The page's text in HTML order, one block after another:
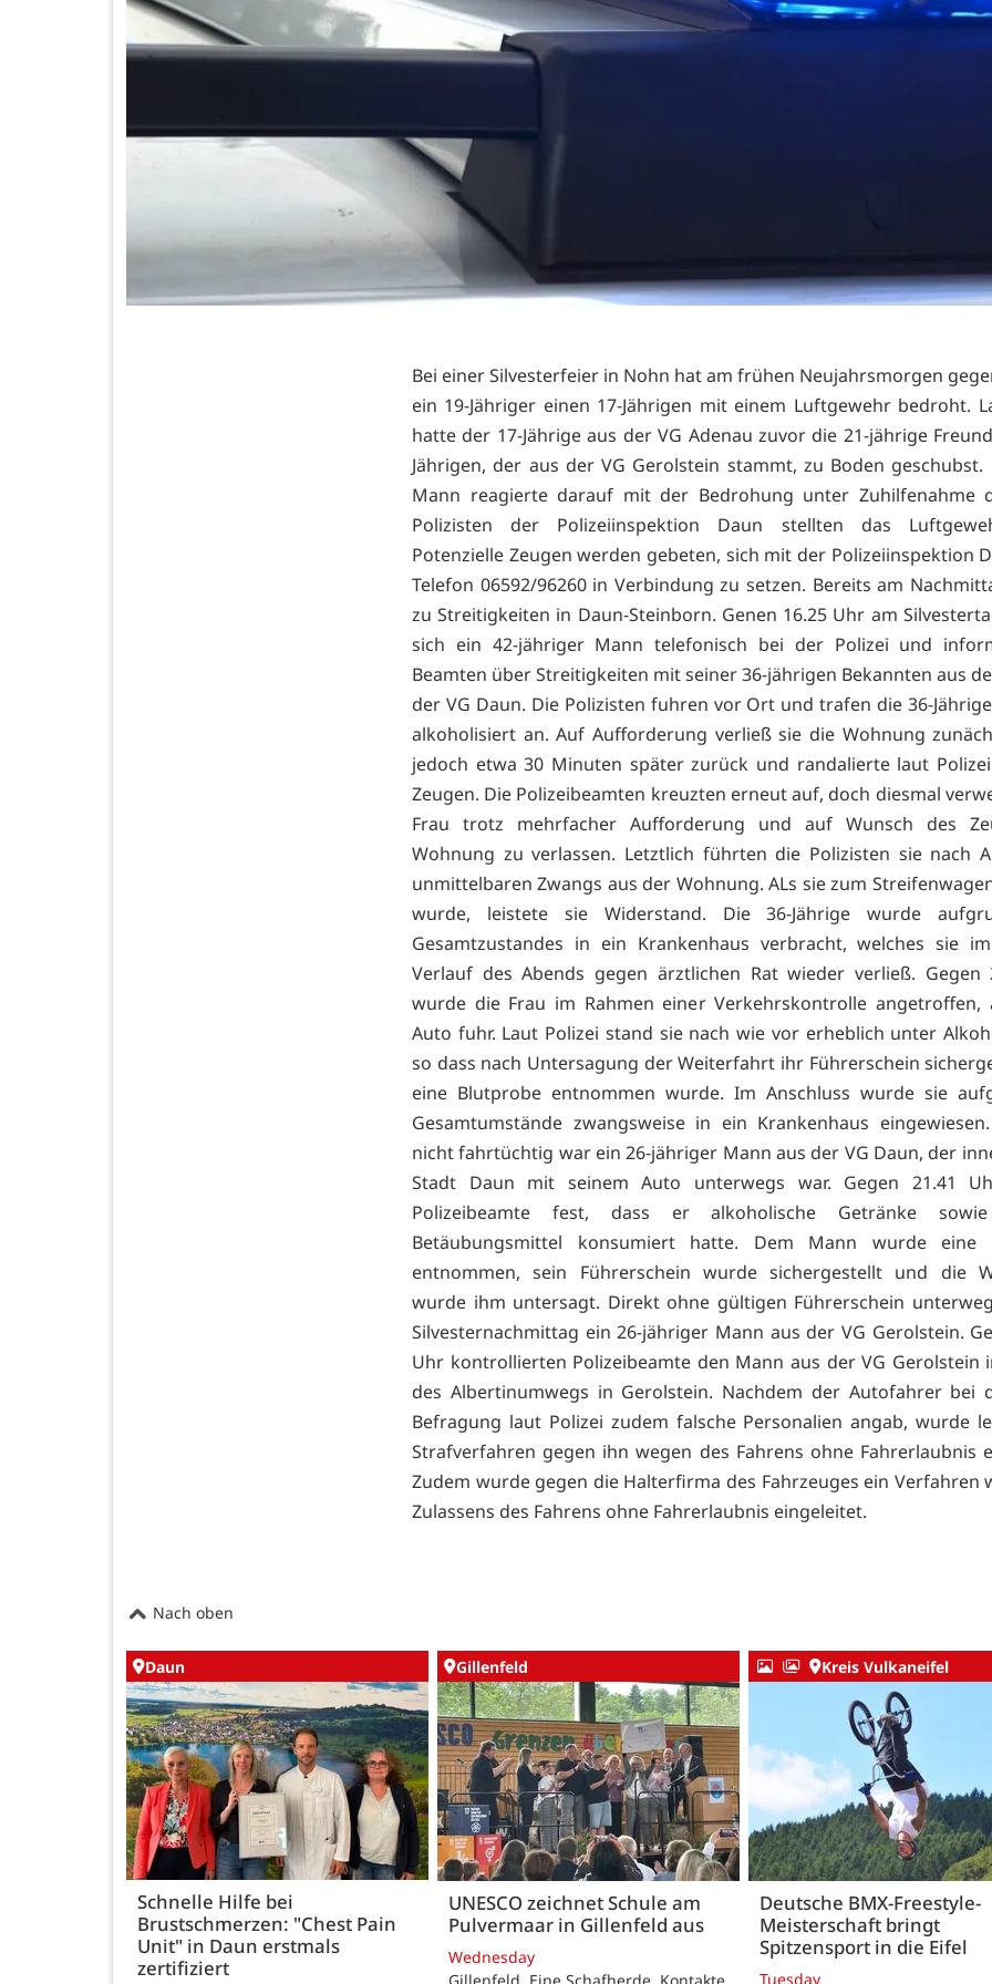
Bei einer Silvesterfeier in Nohn hat am frühen Neujahrsmorgen
ein 19-Jähriger einen 17-Jährigen mit einem Luftgewehr bedroht.
hatte der 17-Jährige aus der VG Adenau zuvor die 21-jährige
Jährigen, der aus der VG Gerolstein stammt, zu Boden
Mann reagierte darauf mit der Bedrohung unter Zuhilfenahme
Polizisten der Polizeiinspektion Daun stellten das
Potenzielle Zeugen werden gebeten, sich mit der Polizeiinspektion
Telefon 06592/96260 in Verbindung zu setzen. Bereits am
zu Streitigkeiten in Daun-Steinborn. Genen 16.25 Uhr am
sich ein 42-jähriger Mann telefonisch bei der Polizei und
Beamten über Streitigkeiten mit seiner 36-jährigen Bekannten aus
der VG Daun. Die Polizisten fuhren vor Ort und trafen die 36-
alkoholisiert an. Auf Aufforderung verließ sie die Wohnung
jedoch etwa 30 Minuten später zurück und randalierte laut
Zeugen. Die Polizeibeamten kreuzten erneut auf, doch diesmal
Frau trotz mehrfacher Aufforderung und auf Wunsch des
Wohnung zu verlassen. Letztlich führten die Polizisten sie nach
unmittelbaren Zwangs aus der Wohnung. ALs sie zum
wurde, leistete sie Widerstand. Die 36-Jährige wurde
Gesamtzustandes in ein Krankenhaus verbracht, welches sie
Verlauf des Abends gegen ärztlichen Rat wieder verließ. Gegen
wurde die Frau im Rahmen einer Verkehrskontrolle angetroffen,
Auto fuhr. Laut Polizei stand sie nach wie vor erheblich unter
so dass nach Untersagung der Weiterfahrt ihr Führerschein
eine Blutprobe entnommen wurde. Im Anschluss wurde sie
Gesamtumstände zwangsweise in ein Krankenhaus
nicht fahrtüchtig war ein 26-jähriger Mann aus der VG Daun, der
Stadt Daun mit seinem Auto unterwegs war. Gegen 21.41
Polizeibeamte fest, dass er alkoholische Getränke
Betäubungsmittel konsumiert hatte. Dem Mann wurde eine
entnommen, sein Führerschein wurde sichergestellt und die
wurde ihm untersagt. Direkt ohne gültigen Führerschein
Silvesternachmittag ein 26-jähriger Mann aus der VG Gerolstein.
Uhr kontrollierten Polizeibeamte den Mann aus der VG Gerolstein
des Albertinumwegs in Gerolstein. Nachdem der Autofahrer bei
Befragung laut Polizei zudem falsche Personalien angab, wurde
Strafverfahren gegen ihn wegen des Fahrens ohne Fahrerlaubnis
Zudem wurde gegen die Halterfirma des Fahrzeuges ein Verfahren
Zulassens des Fahrens ohne Fahrerlaubnis eingeleitet.
Nach oben
Daun
Schnelle Hilfe bei
Brustschmerzen: "Chest Pain
Unit" in Daun erstmals
zertifiziert
Gillenfeld
UNESCO zeichnet Schule am
Pulvermaar in Gillenfeld aus
Wednesday
Kreis Vulkaneifel
Deutsche BMX-Freestyle-
Meisterschaft bringt
Spitzensport in die Eifel
Tuesday